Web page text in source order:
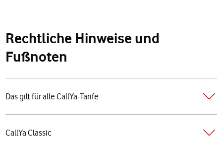
Rechtliche Hinweise und
Fußnoten
Das gilt für alle CallYa-Tarife
CallYa Classic